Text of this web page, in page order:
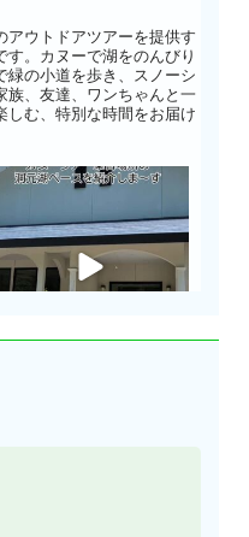
アウトドアツアーを提供す
す。カヌーで湖をのんびり
緑の小道を歩き、スノーシ
族、友達、ワンちゃんと一
しむ、特別な時間をお届け